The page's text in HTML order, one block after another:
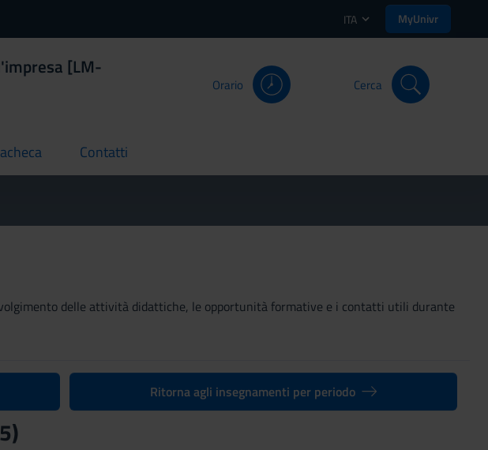
ITA MyUnivr
[LM-
Orario Cerca
Contatti
current
delle attività didattiche, le opportunità formative e i contatti utili durante
Ritorna agli insegnamenti per periodo